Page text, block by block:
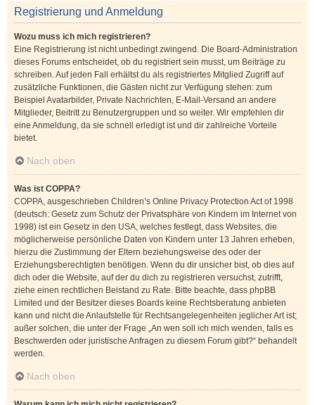
Registrierung und Anmeldung
Wozu muss ich mich registrieren?
Eine Registrierung ist nicht unbedingt zwingend. Die Board-Administration
dieses Forums entscheidet, ob du registriert sein musst, um Beiträge zu
schreiben. Auf jeden Fall erhältst du als registriertes Mitglied Zugriff auf
zusätzliche Funktionen, die Gästen nicht zur Verfügung stehen: zum
Beispiel Avatarbilder, Private Nachrichten, E-Mail-Versand an andere
Mitglieder, Beitritt zu Benutzergruppen und so weiter. Wir empfehlen dir
eine Anmeldung, da sie schnell erledigt ist und dir zahlreiche Vorteile
bietet.
Nach oben
Was ist COPPA?
COPPA, ausgeschrieben Children’s Online Privacy Protection Act of 1998
(deutsch: Gesetz zum Schutz der Privatsphäre von Kindern im Internet von
1998) ist ein Gesetz in den USA, welches festlegt, dass Websites, die
möglicherweise persönliche Daten von Kindern unter 13 Jahren erheben,
hierzu die Zustimmung der Eltern beziehungsweise des oder der
Erziehungsberechtigten benötigen. Wenn du dir unsicher bist, ob dies auf
dich oder die Website, auf der du dich zu registrieren versuchst, zutrifft,
ziehe einen rechtlichen Beistand zu Rate. Bitte beachte, dass phpBB
Limited und der Besitzer dieses Boards keine Rechtsberatung anbieten
kann und nicht die Anlaufstelle für Rechtsangelegenheiten jeglicher Art ist;
außer solchen, die unter der Frage „An wen soll ich mich wenden, falls es
Beschwerden oder juristische Anfragen zu diesem Forum gibt?“ behandelt
werden.
Nach oben